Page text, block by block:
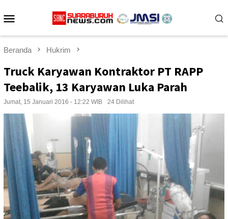
ke
Beranda Hukrim
Truck Karyawan Kontraktor PT RAPP
Teebalik, 13 Karyawan Luka Parah
Jumat, 15 Januari 2016 - 12:22 WIB 24 Dilihat